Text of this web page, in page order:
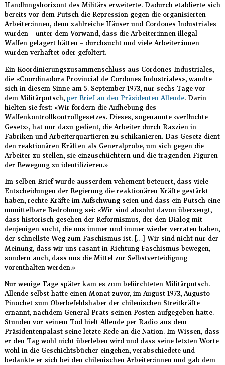
Handlungshorizont des Militärs erweiterte. Dadurch etablierte sich
bereits vor dem Putsch die Repression gegen die organisierten
Arbeiter:innen, denn zahlreiche Häuser und Cordones Industriales
wurden – unter dem Vorwand, dass die Arbeiter:innen illegal
Waffen gelagert hätten – durchsucht und viele Arbeiter:innen
wurden verhaftet oder gefoltert.
Ein Koordinierungszusammenschluss aus Cordones Industriales,
die «Coordinadora Provincial de Cordones Industriales», wandte
sich in diesem Sinne am 5. September 1973, nur sechs Tage vor
dem Militärputsch, per Brief an den Präsidenten Allende. Darin
hielten sie fest: «Wir fordern die Aufhebung des
Waffenkontrollkontrollgesetzes. Dieses, sogenannte ‹verfluchte
Gesetz›, hat nur dazu gedient, die Arbeiter durch Razzien in
Fabriken und Arbeiterquartieren zu schikanieren. Das Gesetz dient
den reaktionären Kräften als Generalprobe, um sich gegen die
Arbeiter zu stellen, sie einzuschüchtern und die tragenden Figuren
der Bewegung zu identifizieren.»
Im selben Brief wurde ausserdem vehement beteuert, dass viele
Entscheidungen der Regierung die reaktionären Kräfte gestärkt
haben, rechte Kräfte im Aufschwung seien und dass ein Putsch eine
unmittelbare Bedrohung sei: «Wir sind absolut davon überzeugt,
dass historisch gesehen der Reformismus, der den Dialog mit
denjenigen sucht, die uns immer und immer wieder verraten haben,
der schnellste Weg zum Faschismus ist. […] Wir sind nicht nur der
Meinung, dass wir uns rasant in Richtung Faschismus bewegen,
sondern auch, dass uns die Mittel zur Selbstverteidigung
vorenthalten werden.»
Nur wenige Tage später kam es zum befürchteten Militärputsch.
Allende selbst hatte einen Monat zuvor, im August 1973, Augusto
Pinochet zum Oberbefehlshaber der chilenischen Streitkräfte
ernannt, nachdem General Prats seinen Posten aufgegeben hatte.
Stunden vor seinem Tod hielt Allende per Radio aus dem
Präsidentenpalast seine letzte Rede an die Nation. Im Wissen, dass
er den Tag wohl nicht überleben wird und dass seine letzten Worte
wohl in die Geschichtsbücher eingehen, verabschiedete und
bedankte er sich bei den chilenischen Arbeiter:innen und gab dem